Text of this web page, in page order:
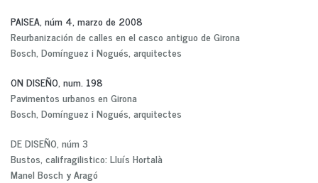
PAISEA, núm 4, marzo de 2008
Reurbanización de calles en el casco antiguo de Girona
Bosch, Domínguez i Nogués, arquitectes
ON DISEÑO, num. 198
Pavimentos urbanos en Girona
Bosch, Domínguez i Nogués, arquitectes
DE DISEÑO, núm 3
Bustos, califragilistico: Lluís Hortalà
Manel Bosch y Aragó